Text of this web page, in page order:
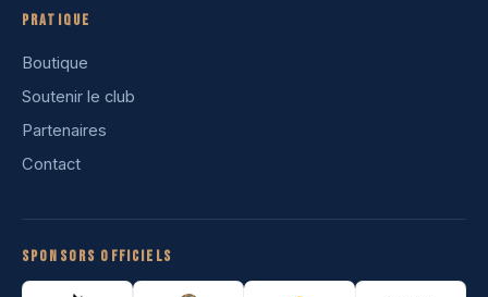
Pratique
Boutique
Soutenir le club
Partenaires
Contact
Sponsors officiels